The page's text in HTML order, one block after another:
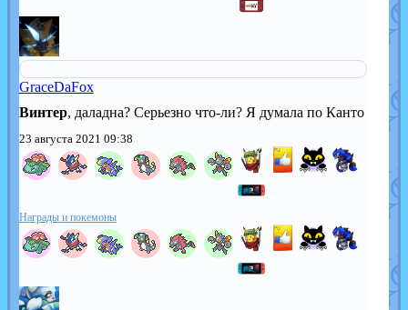
GraceDaFox
Винтер, даладна? Серьезно что-ли? Я думала по Канто
23 августа 2021 09:38
Награды и покемоны